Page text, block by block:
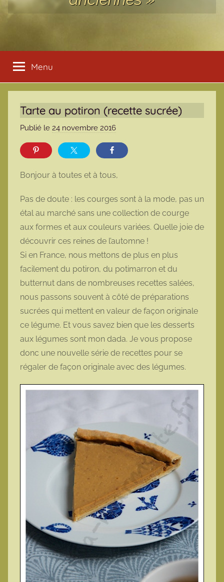
Menu
Tarte au potiron (recette sucrée)
Publié le 24 novembre 2016
a
a
o
t
t
e
Bonjour à toutes et à tous,
Pas de doute : les courges sont à la mode, pas un
étal au marché sans une collection de courge
aux formes et aux couleurs variées. Quelle joie de
découvrir ces reines de l’automne !
Si en France, nous mettons de plus en plus
facilement du potiron, du potimarron et du
butternut dans de nombreuses recettes salées,
nous passons souvent à côté de préparations
sucrées qui mettent en valeur de façon originale
ce légume. Et vous savez bien que les desserts
aux légumes sont mon dada. Je vous propose
donc une nouvelle série de recettes pour se
régaler de façon originale avec des légumes.